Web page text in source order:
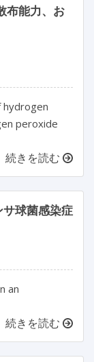
布能力、お
hydrogen
peroxide
続きを読む
球菌感染症
an
続きを読む